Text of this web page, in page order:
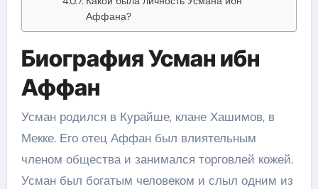
Аффана?
Биография Усман ибн
Аффан
Усман родился в Курайше, клане Хашимов, в
Мекке. Его отец Аффан был влиятельным
членом общества и занимался торговлей кожей.
Усман был богатым человеком и слыл одним из